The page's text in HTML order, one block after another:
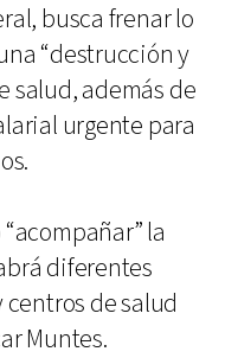
busca frenar lo
“destrucción y
salud, además de
urgente para
la
diferentes
de salud
Muntes.